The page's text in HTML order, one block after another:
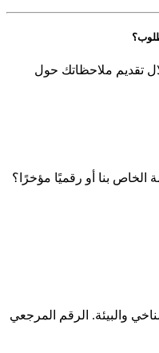
تقديم ملاحظاتك حول
بنا أو رقميًا مؤخرًا؟
والبيئة. الرقم المرجعي